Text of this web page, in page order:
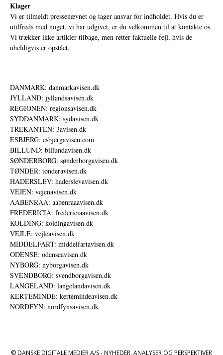
Klager
Vi er tilmeldt pressenævnet og tager ansvar for indholdet. Hvis du er
utilfreds med noget, vi har udgivet, er du velkommen til at kontakte os.
Vi trækker ikke artikler tilbage, men retter faktuelle fejl, hvis de
uheldigvis er opstået.
DANMARK: danmarkavisen.dk
JYLLAND: jyllandsavisen.dk
REGIONEN: regionsavisen.dk
SYDDANMARK: sydavisen.dk
TREKANTEN: 3avisen.dk
ESBJERG: esbjergavisen.com
BILLUND: billundavisen.dk
SØNDERBORG: sønderborgavisen.dk
TØNDER: tønderavisen.dk
HADERSLEV: haderslevavisen.dk
VEJEN: vejenavisen.dk
AABENRAA: aabenraaavisen.dk
FREDERICIA: fredericiaavisen.dk
KOLDING: koldingavisen.dk
VEJLE: vejleavisen.dk
MIDDELFART: middelfartavisen.dk
ODENSE: odenseavisen.dk
NYBORG: nyborgavisen.dk
SVENDBORG: svendborgavisen.dk
LANGELAND: langelandavisen.dk
KERTEMINDE: kertemindeavisen.dk
NORDFYN: nordfynsavisen.dk
© DANSKE DIGITALE MEDIER A/S - NYHEDER, ANALYSER OG PERSPEKTIVER